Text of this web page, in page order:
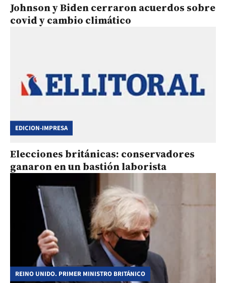
Johnson y Biden cerraron acuerdos sobre
covid y cambio climático
EDICION-IMPRESA
Elecciones británicas: conservadores
ganaron en un bastión laborista
REINO UNIDO. PRIMER MINISTRO BRITÁNICO